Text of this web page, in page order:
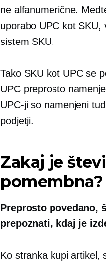
ne alfanumerične.
uporabo UPC kot SKU,
sistem SKU.
Tako SKU kot UPC se
UPC preprosto
UPC-ji so namenjeni
podjetji.
Zakaj je
pomembna?
Preprosto povedano,
prepoznati, kdaj je
Ko stranka kupi artikel,